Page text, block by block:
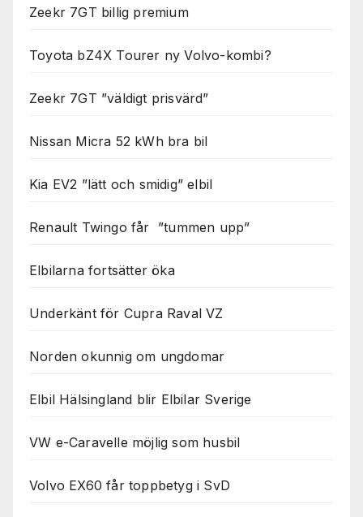
Zeekr 7GT billig premium
Toyota bZ4X Tourer ny Volvo-kombi?
Zeekr 7GT ”väldigt prisvärd”
Nissan Micra 52 kWh bra bil
Kia EV2 ”lätt och smidig” elbil
Renault Twingo får ”tummen upp”
Elbilarna fortsätter öka
Underkänt för Cupra Raval VZ
Norden okunnig om ungdomar
Elbil Hälsingland blir Elbilar Sverige
VW e-Caravelle möjlig som husbil
Volvo EX60 får toppbetyg i SvD